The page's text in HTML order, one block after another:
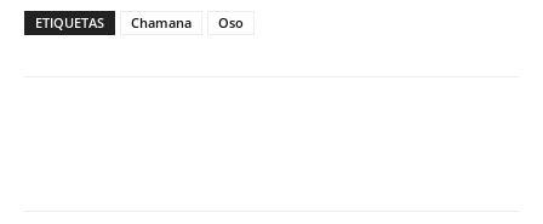
ETIQUETAS Chamana Oso